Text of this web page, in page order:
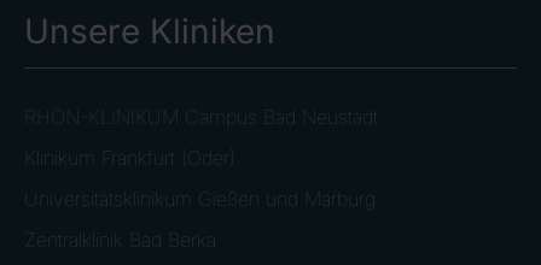
Unsere Kliniken
RHÖN-KLINIKUM Campus Bad Neustadt
Klinikum Frankfurt (Oder)
Universitätsklinikum Gießen und Marburg
Zentralklinik Bad Berka